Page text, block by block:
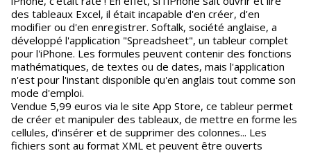
des tableaux Excel, il était incapable d'en créer, d'en
modifier ou d'en enregistrer. Softalk, société anglaise, a
développé l'application "Spreadsheet", un tableur complet
pour l'iPhone. Les formules peuvent contenir des fonctions
mathématiques, de textes ou de dates, mais l'application
n'est pour l'instant disponible qu'en anglais tout comme son
mode d'emploi.
Vendue 5,99 euros via le site App Store, ce tableur permet
de créer et manipuler des tableaux, de mettre en forme les
cellules, d'insérer et de supprimer des colonnes... Les
fichiers sont au format XML et peuvent être ouverts